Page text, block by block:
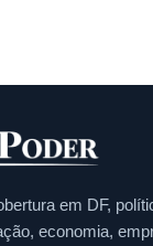
em DF,
economia,